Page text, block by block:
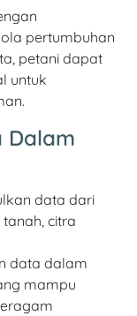
pertumbuhan
petani dapat
untuk
Dalam
data dari
citra
data dalam
mampu